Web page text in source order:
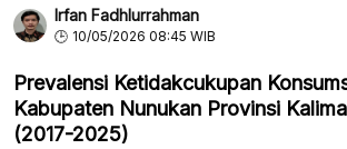
Irfan Fadhlurrahman
10/05/2026 08:45 WIB
Prevalensi Ketidakcukupan
Kabupaten Nunukan Provinsi
(2017-2025)